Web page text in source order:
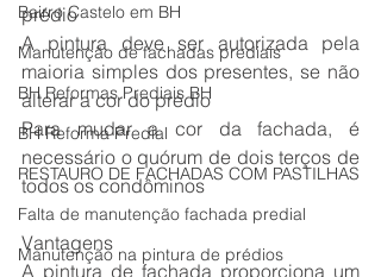
Bairro Castelo em BH
Manutenção de fachadas prediais
BH Reformas Prediais BH
BH Reforma Predial
RESTAURO DE FACHADAS COM PASTILHAS
Falta de manutenção fachada predial
Manutenção na pintura de prédios
prédio
A pintura deve ser autorizada pela
maioria simples dos presentes, se não
alterar a cor do prédio
Para mudar a cor da fachada, é
necessário o quórum de dois terços de
todos os condôminos
Vantagens
A pintura de fachada proporciona um